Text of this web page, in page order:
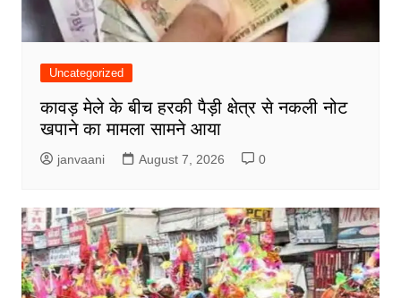
Uncategorized
कावड़ मेले के बीच हरकी पैड़ी क्षेत्र से नकली नोट
खपाने का मामला सामने आया
janvaani August 7, 2026 0